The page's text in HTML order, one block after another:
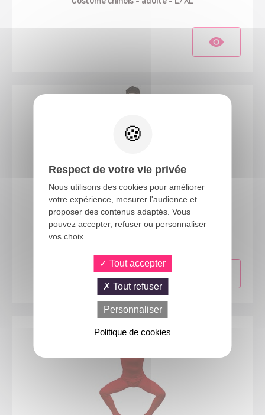
66418
Costume hippie - femme - S/M
Respect de votre vie privée
Nous utilisons des cookies pour améliorer
votre expérience, mesurer l'audience et
proposer des contenus adaptés. Vous
pouvez accepter, refuser ou personnaliser
vos choix.
Tout accepter
Tout refuser
Personnaliser
Politique de cookies